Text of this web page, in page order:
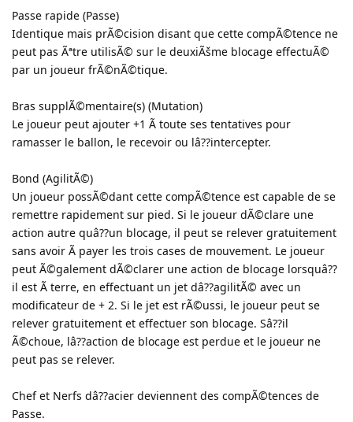
Passe rapide (Passe)
Identique mais prÃ©cision disant que cette compÃ©tence ne
peut pas Ãªtre utilisÃ© sur le deuxiÃšme blocage effectuÃ©
par un joueur frÃ©nÃ©tique.
Bras supplÃ©mentaire(s) (Mutation)
Le joueur peut ajouter +1 Ã toute ses tentatives pour
ramasser le ballon, le recevoir ou lâ??intercepter.
Bond (AgilitÃ©)
Un joueur possÃ©dant cette compÃ©tence est capable de se
remettre rapidement sur pied. Si le joueur dÃ©clare une
action autre quâ??un blocage, il peut se relever gratuitement
sans avoir Ã payer les trois cases de mouvement. Le joueur
peut Ã©galement dÃ©clarer une action de blocage lorsquâ??
il est Ã terre, en effectuant un jet dâ??agilitÃ© avec un
modificateur de + 2. Si le jet est rÃ©ussi, le joueur peut se
relever gratuitement et effectuer son blocage. Sâ??il
Ã©choue, lâ??action de blocage est perdue et le joueur ne
peut pas se relever.
Chef et Nerfs dâ??acier deviennent des compÃ©tences de
Passe.